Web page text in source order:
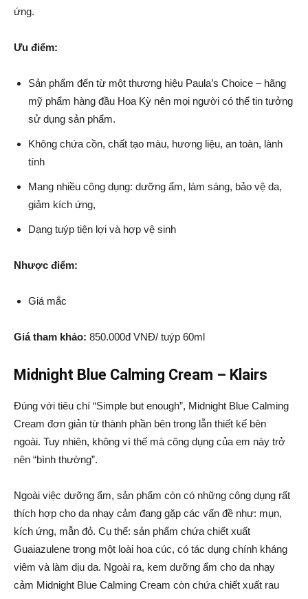
ứng.
Ưu điểm:
Sản phẩm đến từ một thương hiệu Paula’s Choice – hãng
mỹ phẩm hàng đầu Hoa Kỳ nên mọi người có thể tin tưởng
sử dụng sản phẩm.
Không chứa cồn, chất tạo màu, hương liệu, an toàn, lành
tính
Mang nhiều công dụng: dưỡng ẩm, làm sáng, bảo vệ da,
giảm kích ứng,
Dạng tuýp tiện lợi và hợp vệ sinh
Nhược điểm:
Giá mắc
Giá tham khảo: 850.000đ VNĐ/ tuýp 60ml
Midnight Blue Calming Cream – Klairs
Đúng với tiêu chí “Simple but enough”, Midnight Blue Calming
Cream đơn giản từ thành phần bên trong lẫn thiết kế bên
ngoài. Tuy nhiên, không vì thế mà công dụng của em này trở
nên “bình thường”.
Ngoài việc dưỡng ẩm, sản phẩm còn có những công dụng rất
thích hợp cho da nhạy cảm đang gặp các vấn đề như: mụn,
kích ứng, mẫn đỏ. Cụ thể: sản phẩm chứa chiết xuất
Guaiazulene trong một loài hoa cúc, có tác dụng chính kháng
viêm và làm dịu da. Ngoài ra, kem dưỡng ẩm cho da nhạy
cảm Midnight Blue Calming Cream còn chứa chiết xuất rau